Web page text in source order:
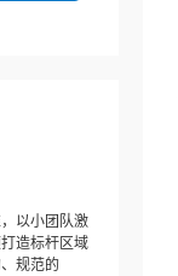
以小团队激
造标杆区域
规范的